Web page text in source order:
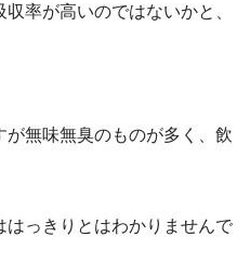
率が高いのではないかと、
が無味無臭のものが多く、飲
っきりとはわかりませんで